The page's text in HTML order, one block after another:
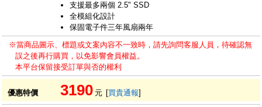
支援最多兩個 2.5" SSD
全模組化設計
保固電子件三年風扇兩年
※當商品圖示、標題或文案內容不一致時，請先詢問客服人員，待確認無
誤之後再行購買，以免影響會員權益。
本平台保留接受訂單與否的權利
優惠特價 3190 元 [買貴通報]